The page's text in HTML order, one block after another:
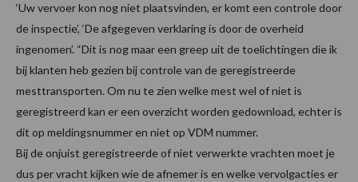
‘Uw vervoer kon nog niet plaatsvinden, er komt een controle door
de inspectie’, ‘De afgegeven verklaring is door de overheid
ingenomen’. “Dit is nog maar een greep uit de toelichtingen die ik
bij klanten heb gezien bij controle van de geregistreerde
mesttransporten. Om nu te zien welke mest wel of niet is
geregistreerd kan er een overzicht worden gedownload, echter is
dit op meldingsnummer en niet op VDM nummer.
Bij de onjuist geregistreerde of niet verwerkte vrachten moet je
dus per vracht kijken wie de afnemer is en welke vervolgacties er